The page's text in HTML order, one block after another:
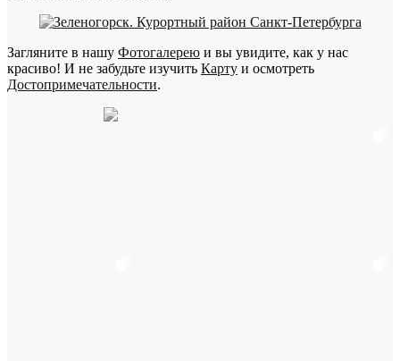
Загляните в нашу Фотогалерею и вы увидите, как у нас
красиво! И не забудьте изучить Карту и осмотреть
Достопримечательности.